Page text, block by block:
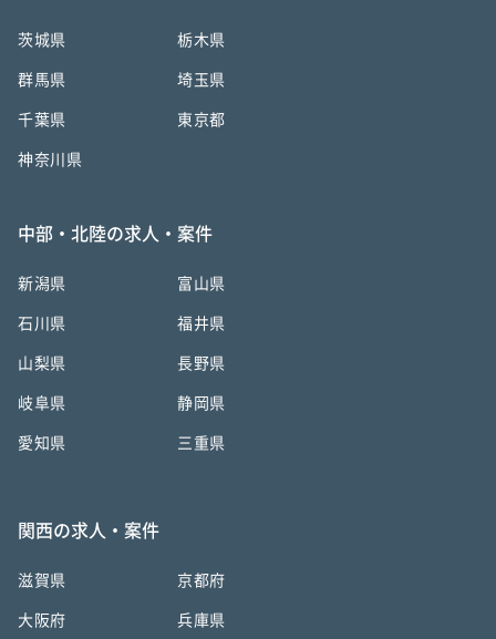
茨城県 栃木県
群馬県 埼玉県
千葉県 東京都
神奈川県
中部・北陸の求人・案件
新潟県 富山県
石川県 福井県
山梨県 長野県
岐阜県 静岡県
愛知県 三重県
関西の求人・案件
滋賀県 京都府
大阪府 兵庫県